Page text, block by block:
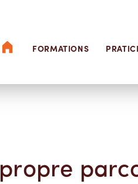
ACCUEILFORMATIONS
propre